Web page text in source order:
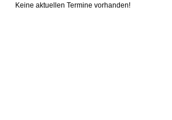
Keine aktuellen Termine vorhanden!